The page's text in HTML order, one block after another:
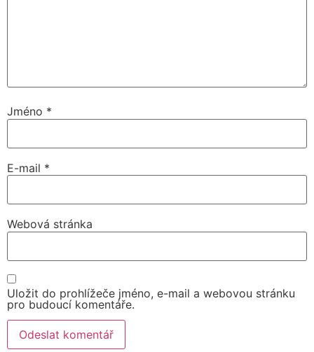
Jméno *
E-mail *
Webová stránka
Uložit do prohlížeče jméno, e-mail a webovou stránku
pro budoucí komentáře.